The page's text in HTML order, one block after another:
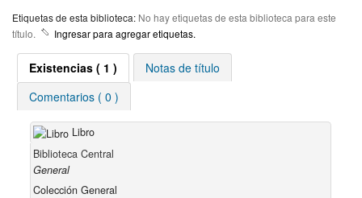
Etiquetas de esta biblioteca: No hay etiquetas de esta biblioteca para este
título.
Ingresar para agregar etiquetas.
Existencias( 1 )
Notas de título
Comentarios ( 0 )
Libro
Biblioteca Central
General
Colección General